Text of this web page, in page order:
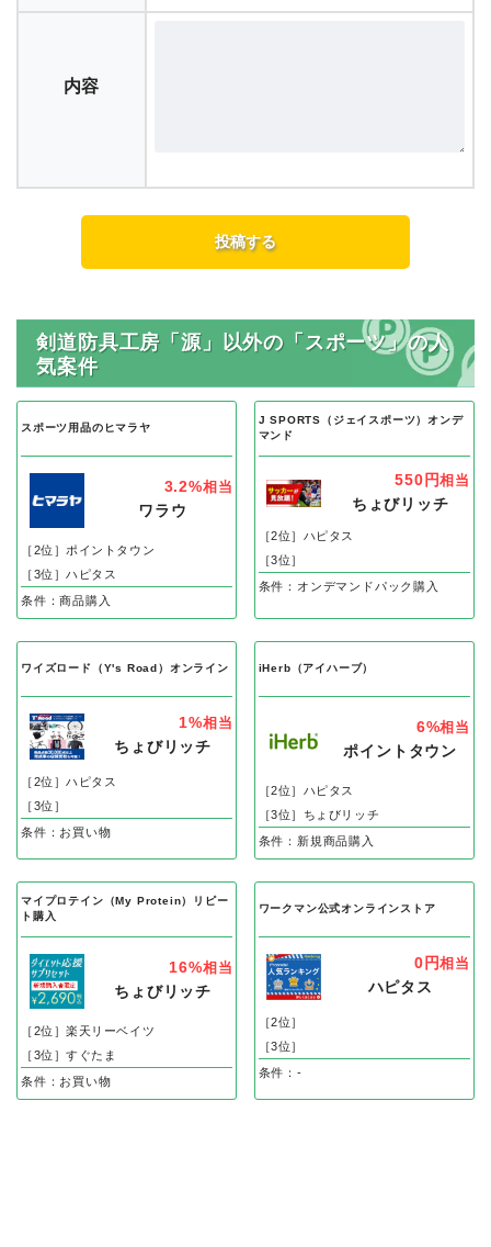
内容
剣道防具工房「源」以外の「スポーツ」の人
気案件
スポーツ用品のヒマラヤ
3.2%相当
ワラウ
［2位］ポイントタウン
［3位］ハピタス
条件：商品購入
J SPORTS（ジェイスポーツ）オンデ
マンド
550円相当
ちょびリッチ
［2位］ハピタス
［3位］
条件：オンデマンドパック購入
ワイズロード（Y's Road）オンライン
1%相当
ちょびリッチ
［2位］ハピタス
［3位］
条件：お買い物
iHerb（アイハーブ）
6%相当
ポイントタウン
［2位］ハピタス
［3位］ちょびリッチ
条件：新規商品購入
マイプロテイン（My Protein）リピー
ト購入
16%相当
ちょびリッチ
［2位］楽天リーベイツ
［3位］すぐたま
条件：お買い物
ワークマン公式オンラインストア
0円相当
ハピタス
［2位］
［3位］
条件：-